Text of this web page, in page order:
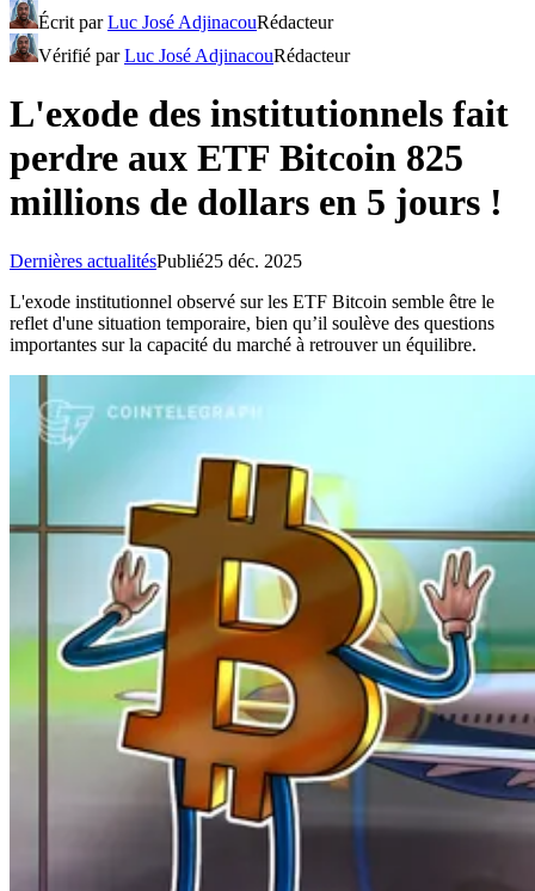
Écrit parLuc José AdjinacouRédacteur
Vérifié parLuc José AdjinacouRédacteur
L'exode des institutionnels fait
perdre aux ETF Bitcoin 825
millions de dollars en 5 jours !
Dernières actualitésPublié25 déc. 2025
L'exode institutionnel observé sur les ETF Bitcoin semble être le
reflet d'une situation temporaire, bien qu’il soulève des questions
importantes sur la capacité du marché à retrouver un équilibre.